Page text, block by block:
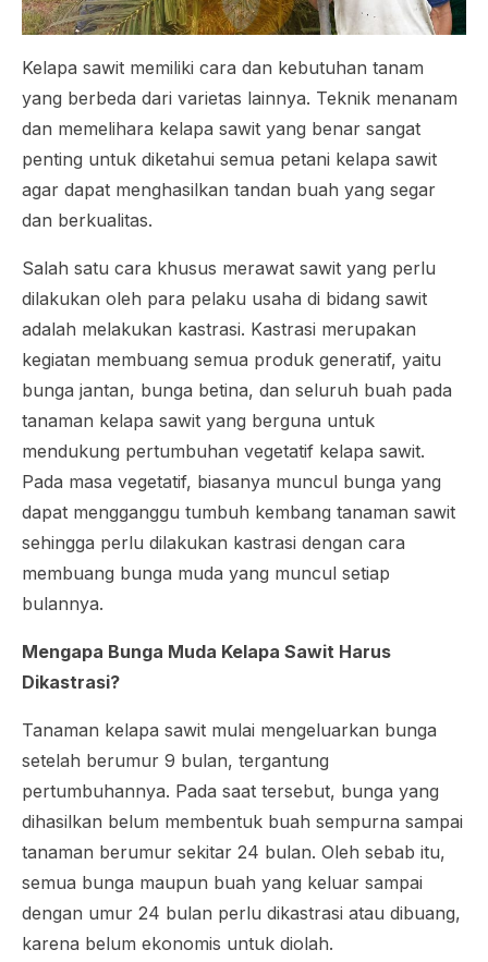
Kelapa sawit memiliki cara dan kebutuhan tanam
yang berbeda dari varietas lainnya. Teknik menanam
dan memelihara kelapa sawit yang benar sangat
penting untuk diketahui semua petani kelapa sawit
agar dapat menghasilkan tandan buah yang segar
dan berkualitas.
Salah satu cara khusus merawat sawit yang perlu
dilakukan oleh para pelaku usaha di bidang sawit
adalah melakukan kastrasi. Kastrasi merupakan
kegiatan membuang semua produk generatif, yaitu
bunga jantan, bunga betina, dan seluruh buah pada
tanaman kelapa sawit yang berguna untuk
mendukung pertumbuhan vegetatif kelapa sawit.
Pada masa vegetatif, biasanya muncul bunga yang
dapat mengganggu tumbuh kembang tanaman sawit
sehingga perlu dilakukan kastrasi dengan cara
membuang bunga muda yang muncul setiap
bulannya.
Mengapa Bunga Muda Kelapa Sawit Harus
Dikastrasi?
Tanaman kelapa sawit mulai mengeluarkan bunga
setelah berumur 9 bulan, tergantung
pertumbuhannya. Pada saat tersebut, bunga yang
dihasilkan belum membentuk buah sempurna sampai
tanaman berumur sekitar 24 bulan. Oleh sebab itu,
semua bunga maupun buah yang keluar sampai
dengan umur 24 bulan perlu dikastrasi atau dibuang,
karena belum ekonomis untuk diolah.